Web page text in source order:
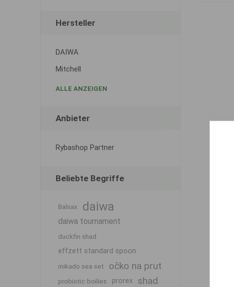
Hersteller
DAIWA
Mitchell
ALLE ANZEIGEN
Anbieter
Rybashop Partner
Beliebte Begriffe
Balsax daiwa
daiwa tournament
duckfin shad
effzett standard spoon
mikado sea set očko na prut
probiotic boilies prorex shad